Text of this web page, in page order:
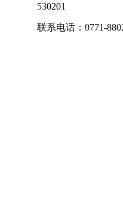
530201
联系电话：0771-